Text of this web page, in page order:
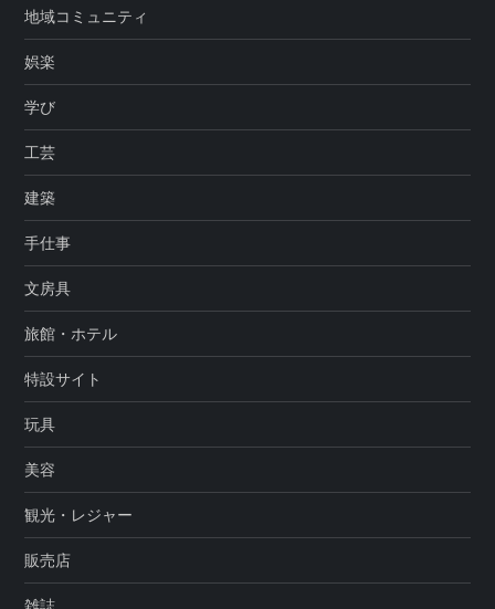
地域コミュニティ
娯楽
学び
工芸
建築
手仕事
文房具
旅館・ホテル
特設サイト
玩具
美容
観光・レジャー
販売店